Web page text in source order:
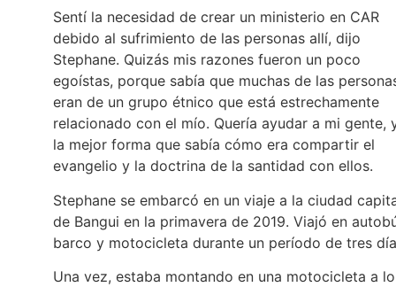
Sentí la necesidad de crear un ministerio en CAR
debido al sufrimiento de las personas allí, dijo
Stephane. Quizás mis razones fueron un poco
egoístas, porque sabía que muchas de las
eran de un grupo étnico que está estrechamente
relacionado con el mío. Quería ayudar a mi gente,
la mejor forma que sabía cómo era compartir el
evangelio y la doctrina de la santidad con ellos.
Stephane se embarcó en un viaje a la ciudad
de Bangui en la primavera de 2019. Viajó en
barco y motocicleta durante un período de tres
Una vez, estaba montando en una motocicleta a lo